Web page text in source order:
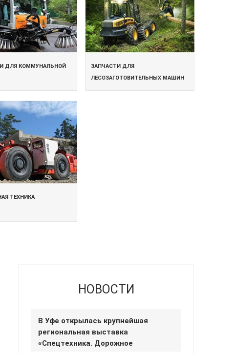
ДЛЯ КОММУНАЛЬНОЙ
ЗАПЧАСТИ ДЛЯ
ЛЕСОЗАГОТОВИТЕЛЬНЫХ МАШИН
ТЕХНИКА
НОВОСТИ
В Уфе открылась крупнейшая
региональная выставка
«Спецтехника. Дорожное